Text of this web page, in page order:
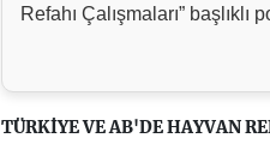
Refahı Çalışmaları”
TÜRKİYE VE AB'DE HAYVAN